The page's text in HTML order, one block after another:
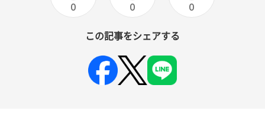
0 0 0
この記事をシェアする